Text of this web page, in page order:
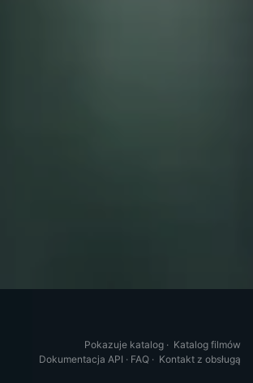
Pokazuje katalog · Katalog filmów
Dokumentacja API · FAQ · Kontakt z obsługą